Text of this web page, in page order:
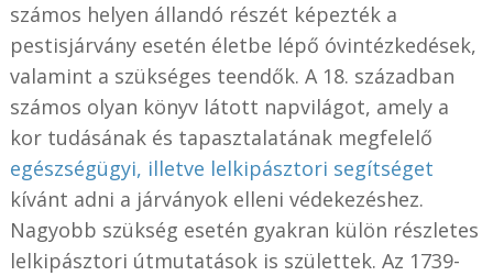
számos helyen állandó részét képezték a
pestisjárvány esetén életbe lépő óvintézkedések,
valamint a szükséges teendők. A 18. században
számos olyan könyv látott napvilágot, amely a
kor tudásának és tapasztalatának megfelelő
egészségügyi, illetve lelkipásztori segítséget
kívánt adni a járványok elleni védekezéshez.
Nagyobb szükség esetén gyakran külön részletes
lelkipásztori útmutatások is születtek. Az 1739-